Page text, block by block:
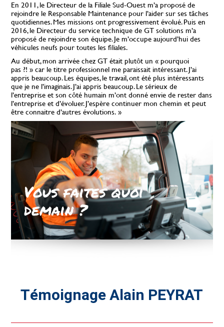
En 2011, le Directeur de la Filiale Sud-Ouest m’a proposé de
rejoindre le Responsable Maintenance pour l’aider sur ses tâches
quotidiennes. Mes missions ont progressivement évolué. Puis en
2016, le Directeur du service technique de GT solutions m’a
proposé de rejoindre son équipe. Je m’occupe aujourd’hui des
véhicules neufs pour toutes les filiales.
Au début, mon arrivée chez GT était plutôt un « pourquoi
pas ?! » car le titre professionnel me paraissait intéressant. J’ai
appris beaucoup. Les équipes, le travail, ont été plus intéressants
que je ne l’imaginais. J’ai appris beaucoup. Le sérieux de
l’entreprise et son côté humain m’ont donné envie de rester dans
l’entreprise et d’évoluer. J’espère continuer mon chemin et peut
être connaitre d’autres évolutions. »
Vous faites quoi
demain ?
Témoignage Alain PEYRAT